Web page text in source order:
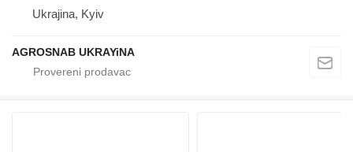
Ukrajina, Kyiv
AGROSNAB UKRAYiNA